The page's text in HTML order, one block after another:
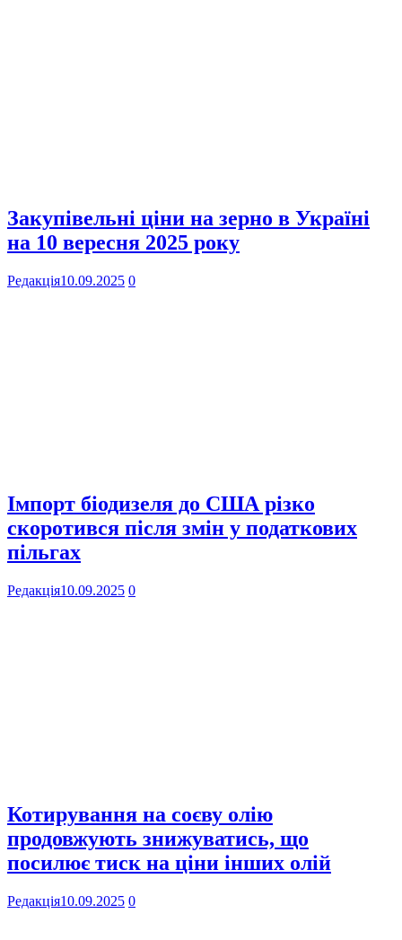
Закупівельні ціни на зерно в Україні
на 10 вересня 2025 року
Редакція10.09.2025 0
Імпорт біодизеля до США різко
скоротився після змін у податкових
пільгах
Редакція10.09.2025 0
Котирування на соєву олію
продовжують знижуватись, що
посилює тиск на ціни інших олій
Редакція10.09.2025 0